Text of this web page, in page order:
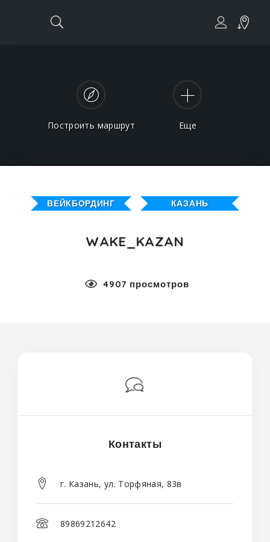
Построить маршрут Еще
ВЕЙКБОРДИНГ КАЗАНЬ
WAKE_KAZAN
4907 просмотров
Контакты
г. Казань, ул. Торфяная, 83в
89869212642